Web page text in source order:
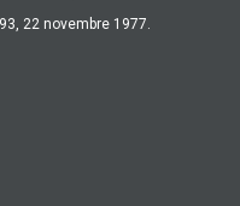
22 novembre 1977.